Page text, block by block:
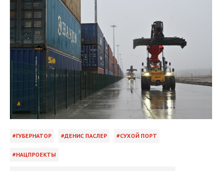
ГУБЕРНАТОР ДЕНИС ПАСЛЕР СУХОЙ ПОРТ
НАЦПРОЕКТЫ